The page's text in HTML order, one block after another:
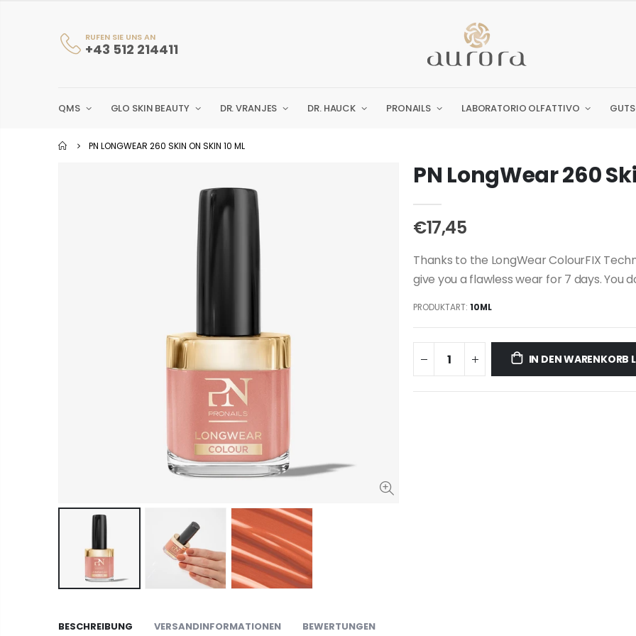
RUFEN SIE UNS AN
+43 512 214411
QMS GLO SKIN BEAUTY DR. VRANJES DR. HAUCK PRONAILS LABORATORIO OLFATTIVO
PN LONGWEAR 260 SKIN ON SKIN 10 ML
PN LongWear 260
€17,45
Thanks to the LongWear ColourFIX
give you a flawless wear for 7 days. You
PRODUKTART: 10ML
IN DEN WARENKORB
BESCHREIBUNG VERSANDINFORMATIONEN BEWERTUNGEN